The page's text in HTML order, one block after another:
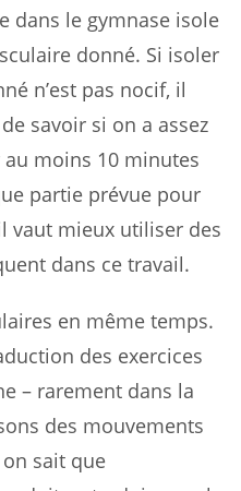
dans le gymnase isole
donné. Si isoler
n’est pas nocif, il
savoir si on a assez
moins 10 minutes
partie prévue pour
vaut mieux utiliser des
dans ce travail.
en même temps.
des exercices
– rarement dans la
des mouvements
sait que